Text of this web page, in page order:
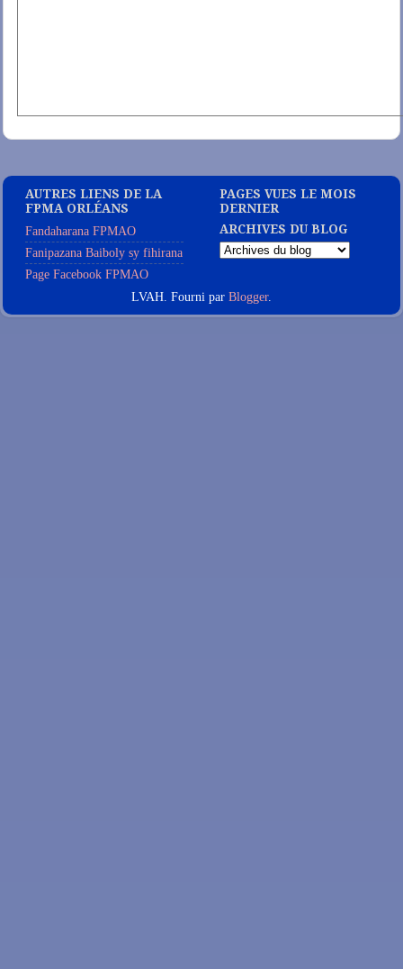
AUTRES LIENS DE LA
FPMA ORLÉANS
Fandaharana FPMAO
Fanipazana Baiboly sy fihirana
Page Facebook FPMAO
PAGES VUES LE MOIS
DERNIER
ARCHIVES DU BLOG
LVAH. Fourni par Blogger.